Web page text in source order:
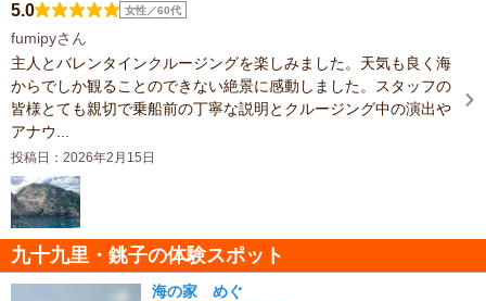
5.0 女性／60代
fumipyさん
主人とバレンタインクルージングを楽しみました。天気も良く海
からでしか観ることのできない絶景に感動しました。スタッフの
皆様とても親切で乗船前の丁寧な説明とクルージング中の演出や
アナウ...
投稿日：2026年2月15日
九十九里・銚子の体験スポット
海の家 めぐ